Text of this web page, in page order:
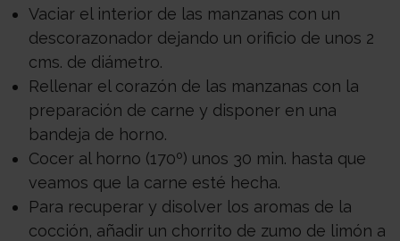
Vaciar el interior de las manzanas con un
descorazonador dejando un orificio de unos 2
cms. de diámetro.
Rellenar el corazón de las manzanas con la
preparación de carne y disponer en una
bandeja de horno.
Cocer al horno (170º) unos 30 min. hasta que
veamos que la carne esté hecha.
Para recuperar y disolver los aromas de la
cocción, añadir un chorrito de zumo de limón a